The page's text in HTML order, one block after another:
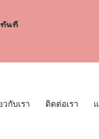
ทันที
วกับเรา ติดต่อเรา